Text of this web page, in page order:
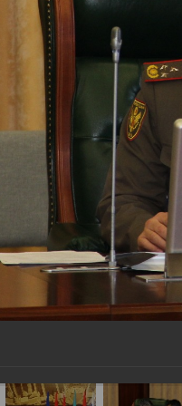
Новости
Консультации по
совместной
формирований сил и
безопасности ОДКБ на
аналогичный план на
31.01.2019